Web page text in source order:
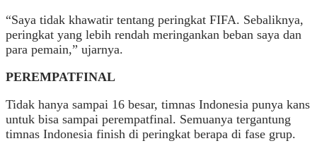
“Saya tidak khawatir tentang peringkat FIFA. Sebaliknya,
peringkat yang lebih rendah meringankan beban saya dan
para pemain,” ujarnya.
PEREMPATFINAL
Tidak hanya sampai 16 besar, timnas Indonesia punya kans
untuk bisa sampai perempatfinal. Semuanya tergantung
timnas Indonesia finish di peringkat berapa di fase grup.